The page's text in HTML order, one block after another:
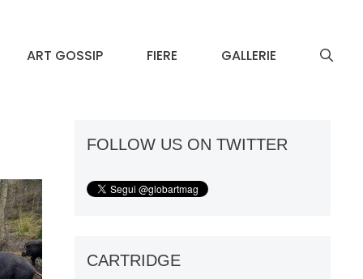
ART GOSSIP FIERE GALLERIE
FOLLOW US ON TWITTER
CARTRIDGE